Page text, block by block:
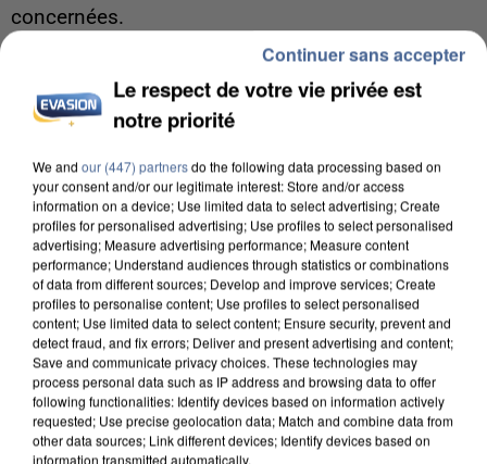
concernées.
7 août 2026
Un second cadre de la DZ Mafia interpellé en
Le respect de votre vie privée est
notre priorité
We and our (447) partnersdo the following data processing based on
your consent and/or our legitimate interest: Store and/or access
information on a device; Use limited data to select advertising; Create
profiles for personalised advertising; Use profiles to select personalised
advertising; Measure advertising performance; Measure content
performance; Understand audiences through statistics or combinations
of data from different sources; Develop and improve services; Create
profiles to personalise content; Use profiles to select personalised
content; Use limited data to select content; Ensure security, prevent and
detect fraud, and fix errors; Deliver and present advertising and content;
Save and communicate privacy choices. These technologies may
process personal data such as IP address and browsing data to offer
following functionalities: Identify devices based on information actively
requested; Use precise geolocation data; Match and combine data from
other data sources; Link different devices; Identify devices based on
information transmitted automatically.
Continuer sans accepter